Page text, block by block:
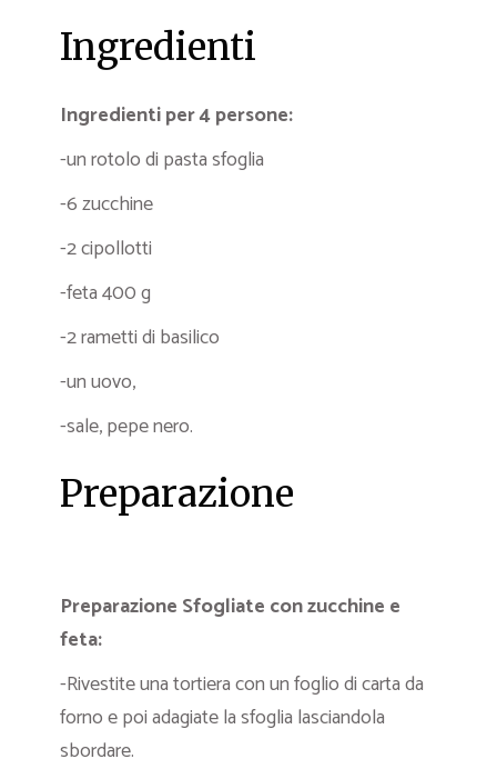
Ingredienti
Ingredienti per 4 persone:
-un rotolo di pasta sfoglia
-6 zucchine
-2 cipollotti
-feta 400 g
-2 rametti di basilico
-un uovo,
-sale, pepe nero.
Preparazione
Preparazione Sfogliate con zucchine e
feta:
-Rivestite una tortiera con un foglio di carta da
forno e poi adagiate la sfoglia lasciandola
sbordare.